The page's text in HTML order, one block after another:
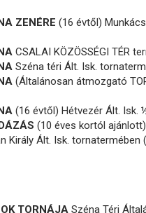
ZENÉRE (16 évtől)
CSALAI KÖZÖSSÉGI TÉR
Széna téri Ált. Isk.
(Általánosan átmozgató
(16 évtől) Hétvezér Ált. Isk.
(10 éves kortól
Király Ált. Isk. tornatermében
TORNÁJA Széna Téri